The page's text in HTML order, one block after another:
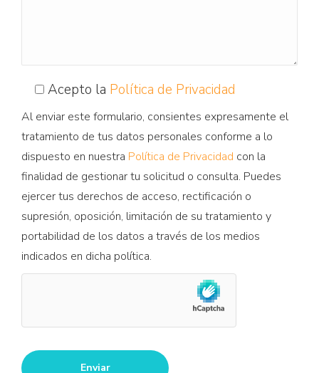
Acepto la Política de Privacidad
Al enviar este formulario, consientes expresamente el
tratamiento de tus datos personales conforme a lo
dispuesto en nuestra Política de Privacidad con la
finalidad de gestionar tu solicitud o consulta. Puedes
ejercer tus derechos de acceso, rectificación o
supresión, oposición, limitación de su tratamiento y
portabilidad de los datos a través de los medios
indicados en dicha política.